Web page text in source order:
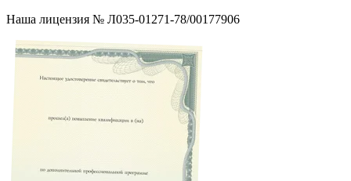
Наша лицензия № Л035-01271-78/00177906